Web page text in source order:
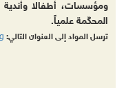
ومؤسسات، أطفالا وأندية
المحكّمة علمياً.
ترسل المواد إلى العنوان التالي: